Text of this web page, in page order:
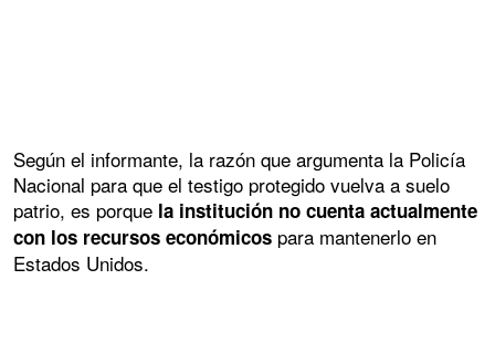
Según el informante, la razón que argumenta la Policía
Nacional para que el testigo protegido vuelva a suelo
patrio, es porque la institución no cuenta actualmente
con los recursos económicos para mantenerlo en
Estados Unidos.